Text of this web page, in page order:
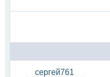
сергей761